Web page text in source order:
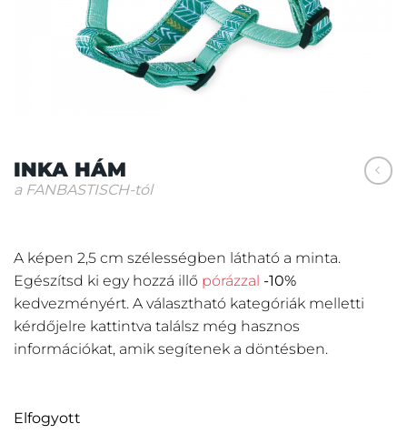
INKA HÁM
a FANBASTISCH-tól
A képen 2,5 cm szélességben látható a minta.
Egészítsd ki egy hozzá illő pórázzal -10%
kedvezményért. A választható kategóriák melletti
kérdőjelre kattintva találsz még hasznos
információkat, amik segítenek a döntésben.
Elfogyott